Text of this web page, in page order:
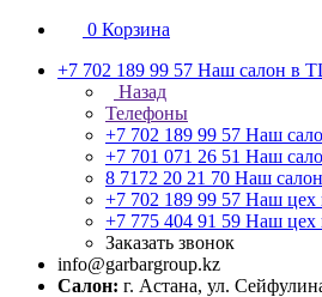
0 Корзина
+7 702 189 99 57 Наш салон в
Назад
Телефоны
+7 702 189 99 57 Наш
+7 701 071 26 51 Наш
8 7172 20 21 70 Наш
+7 702 189 99 57 Наш цех
+7 775 404 91 59 Наш цех
Заказать звонок
info@garbargroup.kz
Салон: г. Астана, ул.